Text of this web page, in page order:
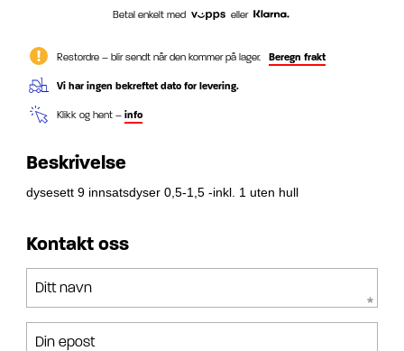
Betal enkelt med eller
Restordre – blir sendt når den kommer på lager. Beregn frakt
Vi har ingen bekreftet dato for levering.
Klikk og hent – info
Beskrivelse
dysesett 9 innsatsdyser 0,5-1,5 -inkl. 1 uten hull
Kontakt oss
Ditt navn
Din epost